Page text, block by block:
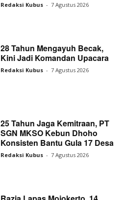
Redaksi Kubus - 7 Agustus 2026
28 Tahun Mengayuh Becak,
Kini Jadi Komandan Upacara
Redaksi Kubus - 7 Agustus 2026
25 Tahun Jaga Kemitraan, PT
SGN MKSO Kebun Dhoho
Konsisten Bantu Gula 17 Desa
Redaksi Kubus - 7 Agustus 2026